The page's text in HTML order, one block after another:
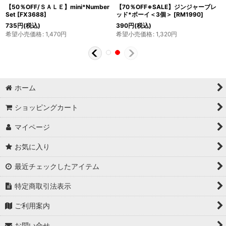
【50％OFF/ＳＡＬＥ】mini*Number
Set [FX3688]
735円(税込)
希望小売価格: 1,470円
【70％OFF※SALE】ジンジャーブレ
ッド*ボーイ＜3個＞ [RM1990]
390円(税込)
希望小売価格: 1,320円
ホーム
ショッピングカート
マイページ
お気に入り
最近チェックしたアイテム
特定商取引法表示
ご利用案内